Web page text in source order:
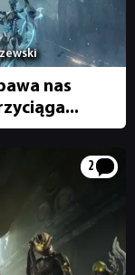
nas
2